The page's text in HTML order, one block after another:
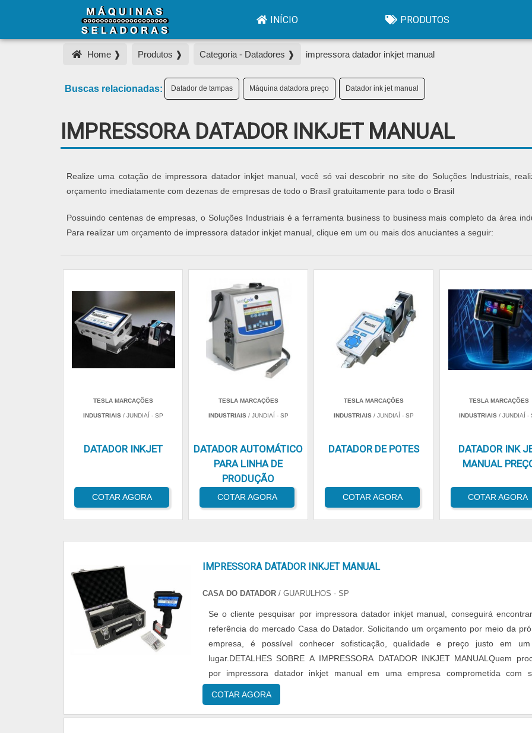
INÍCIO PRODUTOS
Home ❱ Produtos ❱ Categoria - Datadores ❱ impressora datador inkjet manual
Buscas relacionadas: Datador de tampas Máquina datadora preço Datador ink jet manual
IMPRESSORA DATADOR INKJET MANUAL
Realize uma cotação de impressora datador inkjet manual, você só vai descobrir no site do Soluções Industriais,
orçamento imediatamente com dezenas de empresas de todo o Brasil gratuitamente para todo o Brasil
Possuindo centenas de empresas, o Soluções Industriais é a ferramenta business to business mais completo da área
Para realizar um orçamento de impressora datador inkjet manual, clique em um ou mais dos anuciantes a seguir:
TESLA MARCAÇÕES
INDUSTRIAIS/ JUNDIAÍ - SP
DATADOR INKJET
COTAR AGORA
TESLA MARCAÇÕES
INDUSTRIAIS/ JUNDIAÍ - SP
DATADOR AUTOMÁTICO
PARA LINHA DE
PRODUÇÃO
COTAR AGORA
TESLA MARCAÇÕES
INDUSTRIAIS/ JUNDIAÍ - SP
DATADOR DE POTES
COTAR AGORA
TESLA MARCAÇÕES
INDUSTRIAIS / JUNDIAÍ -
DATADOR INK
MANUAL
COTAR AGORA
IMPRESSORA DATADOR INKJET MANUAL
CASA DO DATADOR / GUARULHOS - SP
Se o cliente pesquisar por impressora datador inkjet manual, conseguirá
referência do mercado Casa do Datador. Solicitando um orçamento por meio da
empresa, é possível conhecer sofisticação, qualidade e preço justo em
lugar.DETALHES SOBRE A IMPRESSORA DATADOR INKJET MANUALQuem
por impressora datador inkjet manual em uma empresa comprometida com
serviços, chega até a Casa do Datador. Uma empresa co...
COTAR AGORA